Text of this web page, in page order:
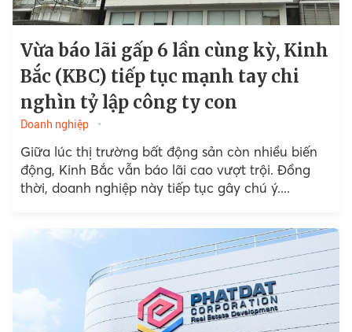
Vừa báo lãi gấp 6 lần cùng kỳ, Kinh
Bắc (KBC) tiếp tục mạnh tay chi
nghìn tỷ lập công ty con
Doanh nghiệp
Giữa lúc thị trường bất động sản còn nhiều biến
động, Kinh Bắc vẫn báo lãi cao vượt trội. Đồng
thời, doanh nghiệp này tiếp tục gây chú ý....